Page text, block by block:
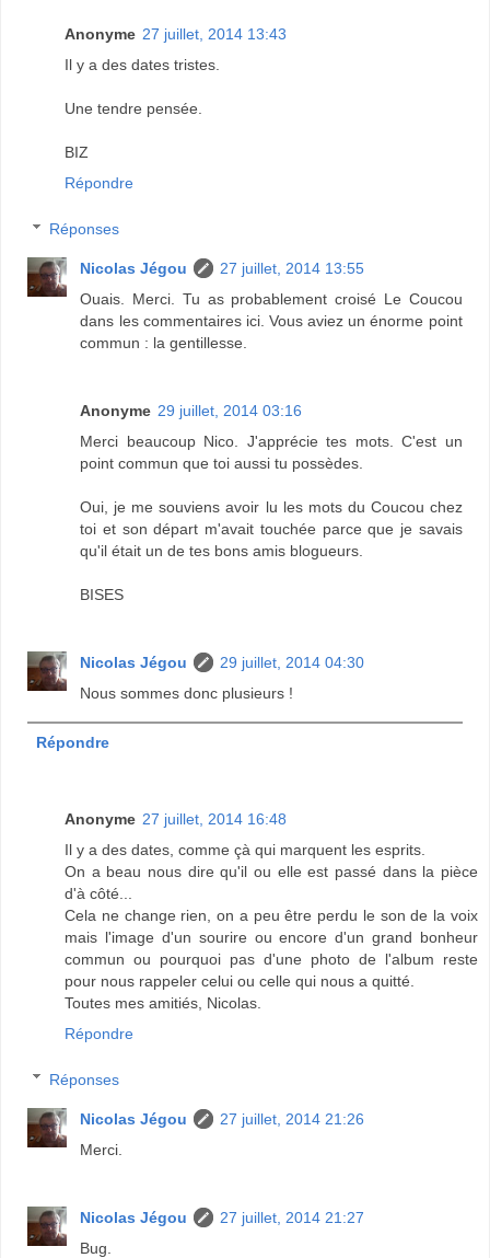
Anonyme 27 juillet, 2014 13:43
Il y a des dates tristes.
Une tendre pensée.
BIZ
Répondre
Réponses
Nicolas Jégou
27 juillet, 2014 13:55
Ouais. Merci. Tu as probablement croisé Le Coucou
dans les commentaires ici. Vous aviez un énorme point
commun : la gentillesse.
Anonyme 29 juillet, 2014 03:16
Merci beaucoup Nico. J'apprécie tes mots. C'est un
point commun que toi aussi tu possèdes.
Oui, je me souviens avoir lu les mots du Coucou chez
toi et son départ m'avait touchée parce que je savais
qu'il était un de tes bons amis blogueurs.
BISES
Nicolas Jégou
29 juillet, 2014 04:30
Nous sommes donc plusieurs !
Répondre
Anonyme 27 juillet, 2014 16:48
Il y a des dates, comme çà qui marquent les esprits.
On a beau nous dire qu'il ou elle est passé dans la pièce
d'à côté...
Cela ne change rien, on a peu être perdu le son de la voix
mais l'image d'un sourire ou encore d'un grand bonheur
commun ou pourquoi pas d'une photo de l'album reste
pour nous rappeler celui ou celle qui nous a quitté.
Toutes mes amitiés, Nicolas.
Répondre
Réponses
Nicolas Jégou
27 juillet, 2014 21:26
Merci.
Nicolas Jégou
27 juillet, 2014 21:27
Bug.